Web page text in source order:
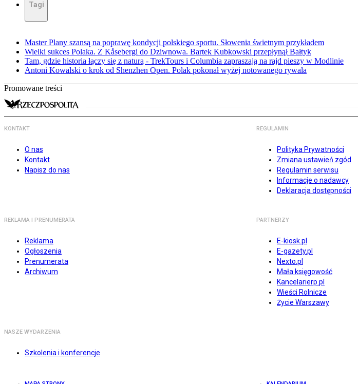
Tagi
Master Plany szansą na poprawę kondycji polskiego sportu. Słowenia świetnym przykładem
Wielki sukces Polaka. Z Kåsebergi do Dziwnowa. Bartek Kubkowski przepłynął Bałtyk
Tam, gdzie historia łączy się z naturą - TrekTours i Columbia zapraszają na rajd pieszy w Modlinie
Antoni Kowalski o krok od Shenzhen Open. Polak pokonał wyżej notowanego rywala
Promowane treści
KONTAKT
O nas
Kontakt
Napisz do nas
REGULAMIN
Polityka Prywatności
Zmiana ustawień zgód
Regulamin serwisu
Informacje o nadawcy
Deklaracja dostępności
REKLAMA I PRENUMERATA
Reklama
Ogłoszenia
Prenumerata
Archiwum
PARTNERZY
E-kiosk.pl
E-gazety.pl
Nexto.pl
Mała księgowość
Kancelarierp.pl
Wieści Rolnicze
Życie Warszawy
NASZE WYDARZENIA
Szkolenia i konferencje